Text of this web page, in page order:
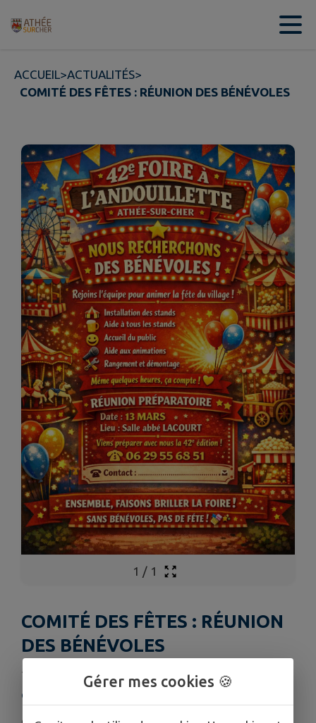
Contenu
ACCUEIL>ACTUALITÉS>
COMITÉ DES FÊTES : RÉUNION DES BÉNÉVOLES
1 / 1
COMITÉ DES FÊTES : RÉUNION
DES BÉNÉVOLES
Publié le lundi 23 février 2026 - COMITÉ DES FETES
COMITÉ DES FETES
Gérer mes cookies 🍪